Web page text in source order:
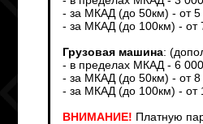
- за МКАД (до 50км) - от 5
- за МКАД (до 100км) - от
Грузовая машина:
- в пределах МКАД - 6
- за МКАД (до 50км) - от 8
- за МКАД (до 100км) - от
ВНИМАНИЕ! Платную